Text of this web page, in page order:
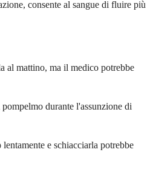
consente al sangue di fluire più
al mattino, ma il medico potrebbe
durante l'assunzione di
e schiacciarla potrebbe